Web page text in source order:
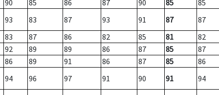
90 85 86 87 90 85
85
93
83 87 93 91 87
87
83
87 86 82 85 81
82
92
89 89 86 87 85
87
86
89 91 86 87 85
86
94
96 97 91 90 91 94